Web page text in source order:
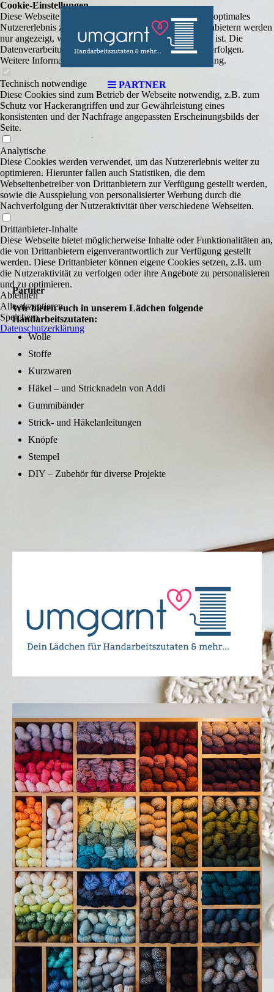
PARTNER
Partner
Wir bieten euch in unserem Lädchen folgende
Handarbeitszutaten:
Wolle
Stoffe
Kurzwaren
Häkel – und Stricknadeln von Addi
Gummibänder
Strick- und Häkelanleitungen
Knöpfe
Stempel
DIY – Zubehör für diverse Projekte
Cookie-Einstellungen
Diese Webseite verwendet Cookies, um Besuchern ein optimales
Nutzererlebnis zu bieten. Bestimmte Inhalte von Drittanbietern werden
nur angezeigt, wenn die entsprechende Option aktiviert ist. Die
Datenverarbeitung kann dann auch in einem Drittland erfolgen.
Weitere Informationen hierzu in der Datenschutzerklärung.
Technisch notwendige
Diese Cookies sind zum Betrieb der Webseite notwendig, z.B. zum
Schutz vor Hackerangriffen und zur Gewährleistung eines
konsistenten und der Nachfrage angepassten Erscheinungsbilds der
Seite.
Analytische
Diese Cookies werden verwendet, um das Nutzererlebnis weiter zu
optimieren. Hierunter fallen auch Statistiken, die dem
Webseitenbetreiber von Drittanbietern zur Verfügung gestellt werden,
sowie die Ausspielung von personalisierter Werbung durch die
Nachverfolgung der Nutzeraktivität über verschiedene Webseiten.
Drittanbieter-Inhalte
Diese Webseite bietet möglicherweise Inhalte oder Funktionalitäten an,
die von Drittanbietern eigenverantwortlich zur Verfügung gestellt
werden. Diese Drittanbieter können eigene Cookies setzen, z.B. um
die Nutzeraktivität zu verfolgen oder ihre Angebote zu personalisieren
und zu optimieren.
Ablehnen
Alle akzeptieren
Speichern
Datenschutzerklärung